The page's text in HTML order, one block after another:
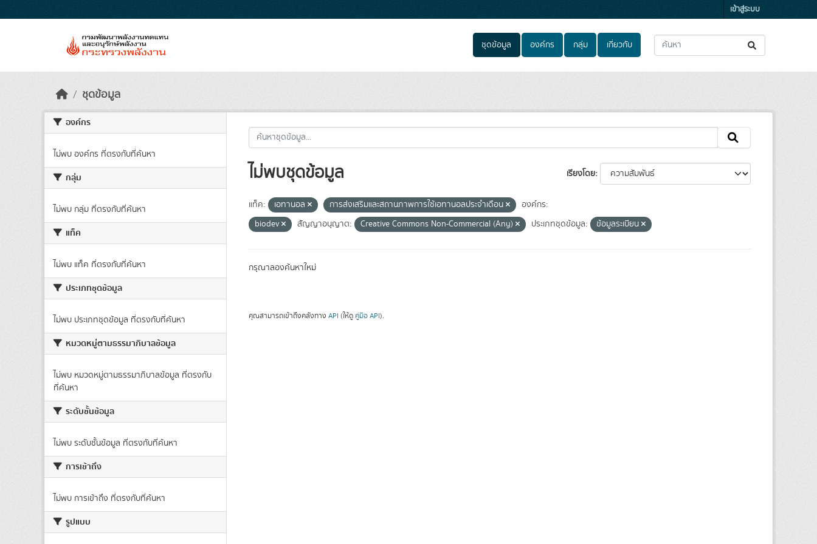
เข้าสู่ระบบ
ชุดข้อมูล องค์กร กลุ่ม เกี่ยวกับ
ชุดข้อมูล
องค์กร
ไม่พบ องค์กร ที่ตรงกับที่ค้นหา
กลุ่ม
ไม่พบ กลุ่ม ที่ตรงกับที่ค้นหา
แท็ค
ไม่พบ แท็ค ที่ตรงกับที่ค้นหา
ประเภทชุดข้อมูล
ไม่พบ ประเภทชุดข้อมูล ที่ตรงกับที่ค้นหา
หมวดหมู่ตามธรรมาภิบาลข้อมูล
ไม่พบ หมวดหมู่ตามธรรมาภิบาลข้อมูล ที่ตรงกับ
ที่ค้นหา
ระดับชั้นข้อมูล
ไม่พบ ระดับชั้นข้อมูล ที่ตรงกับที่ค้นหา
การเข้าถึง
ไม่พบ การเข้าถึง ที่ตรงกับที่ค้นหา
รูปแบบ
เรียงโดย
ไม่พบชุดข้อมูล
แท็ค: เอทานอล การส่งเสริมและสถานภาพการใช้เอทานอลประจำเดือน
องค์กร:
biodev
สัญญาอนุญาต: Creative Commons Non-Commercial (Any) ประเภทชุดข้อมูล: ข้อมูลระเบียน
กรุณาลองค้นหาใหม่
คุณสามารถเข้าถึงคลังทาง API (ให้ดู คู่มือ API).